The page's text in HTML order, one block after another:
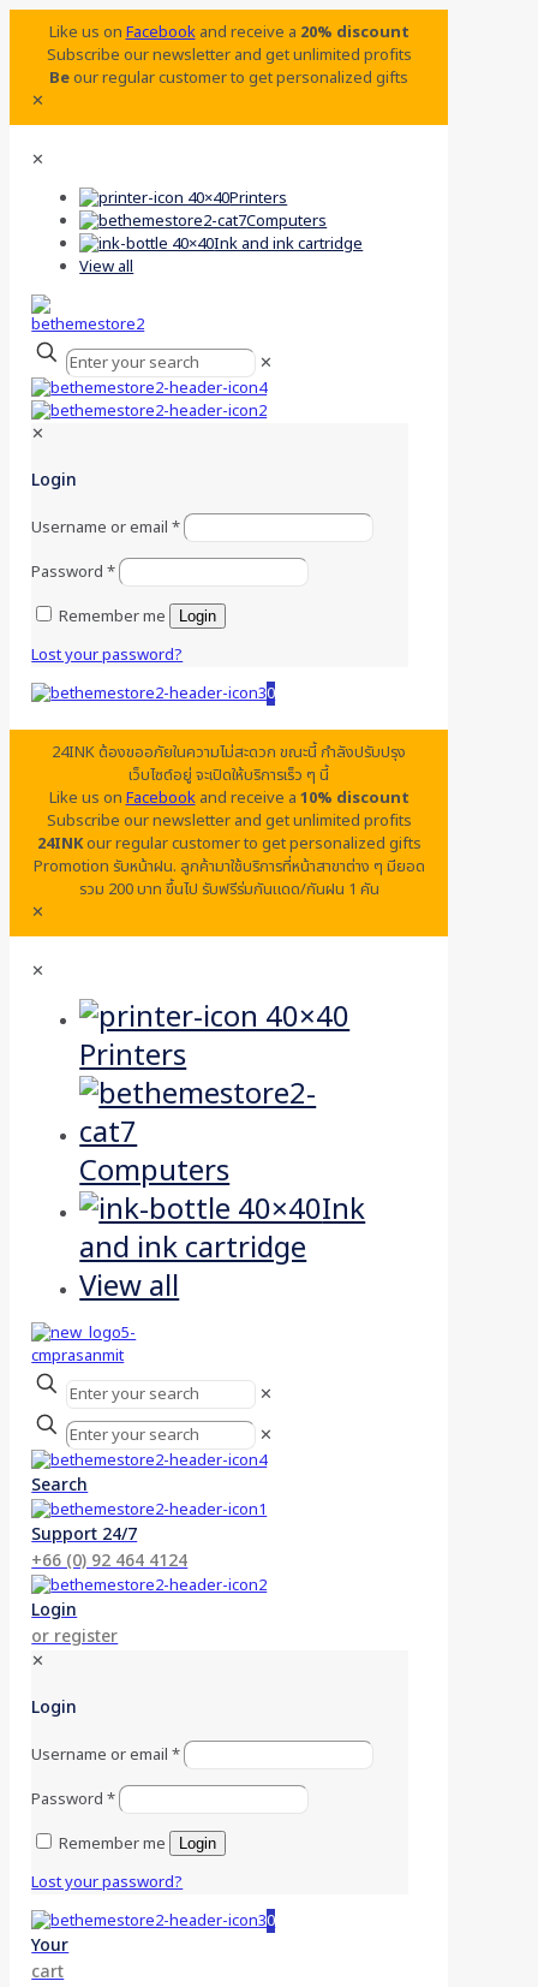
Like us onFacebookand receive a 20% discount
Subscribe our newsletter and get unlimited profits
Beour regular customer to get personalized gifts
✕
✕
Printers
Computers
Ink and ink cartridge
View all
✕
✕
Login
Username or email*
Password*
Remember me
Login
Lost your password?
0
24INK ต้องขออภัยในความไม่สะดวก ขณะนี้ กำลังปรับปรุง
เว็บไซต์อยู่ จะเปิดให้บริการเร็ว ๆ นี้
Like us onFacebookand receive a 10% discount
Subscribe our newsletter and get unlimited profits
24INKour regular customer to get personalized gifts
Promotion รับหน้าฝน. ลูกค้ามาใช้บริการที่หน้าสาขาต่าง ๆ มียอด
รวม 200 บาท ขึ้นไป รับฟรีร่มกันแดด/กันฝน 1 คัน
✕
✕
Printers
Computers
Ink
and ink cartridge
View all
✕
✕
Search
Support 24/7
+66 (0) 92 464 4124
Login
or register
✕
Login
Username or email*
Password*
Remember me
Login
Lost your password?
0
Your
cart